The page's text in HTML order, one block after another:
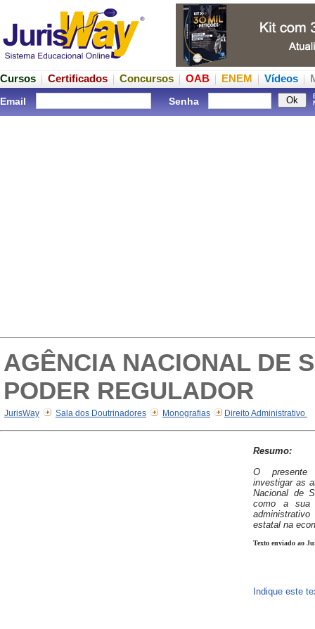
Cursos Certificados Concursos OAB ENEM Vídeos
Email Senha
AGÊNCIA NACIONAL DE
PODER REGULADOR
JurisWay Sala dos Doutrinadores Monografias Direito Administrativo
Resumo:
O presente
investigar as
Nacional de
como a sua
estatal na
Texto enviado ao
Indique este